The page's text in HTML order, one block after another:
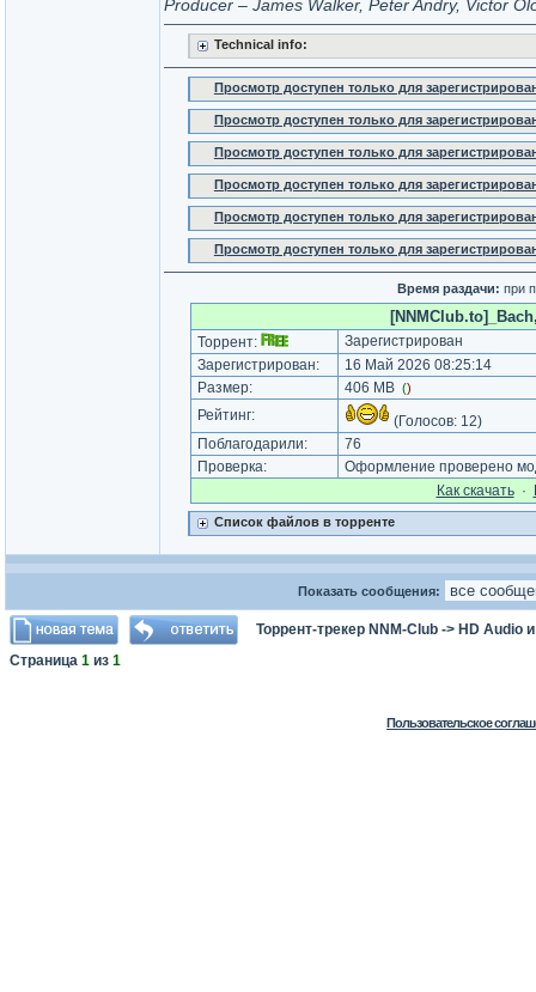
Producer – James Walker, Peter Andry, Victor
Technical info:
Просмотр доступен только для
Просмотр доступен только для
Просмотр доступен только для
Просмотр доступен только для
Просмотр доступен только для
Просмотр доступен только для
Время раздачи: при
Торрент:
Зарегистрирован
Зарегистрирован:
16 Май 2026 08:25:14
Размер:
406 MB ()
Рейтинг: (Голосов: 12)
Поблагодарили:
76
Проверка:
Оформление проверено
Как cкачать·
Список файлов в торренте
Показать сообщения:
Торрент-трекер NNM-Club -> HD Audio
Страница 1 из 1
Пользовательское